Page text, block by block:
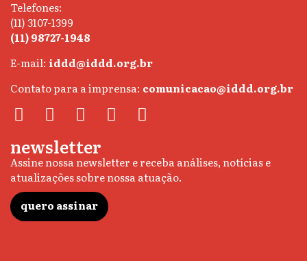
Telefones:
(11) 3107-1399
(11) 98727-1948
E-mail: iddd@iddd.org.br
Contato para a imprensa: comunicacao@iddd.org.br
newsletter
Assine nossa newsletter e receba análises, notícias e
atualizações sobre nossa atuação.
quero assinar